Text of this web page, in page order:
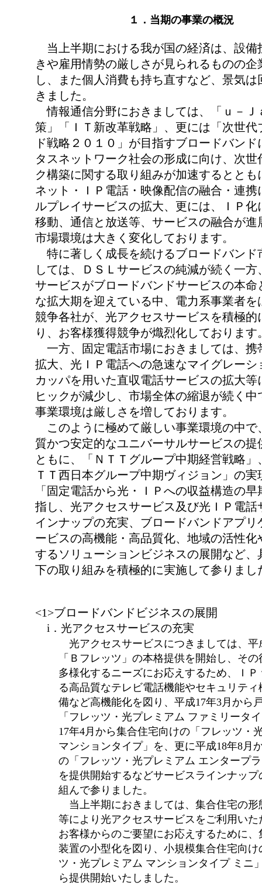
１．当期の事業の概況
当上半期における我が国の経済は、設備
きや雇用情勢の厳しさが見られるものの企
し、また個人消費も持ち直すなど、景気は
きました。
情報通信分野におきましては、「ｕ－Ｊ
策」「ＩＴ新改革戦略」、更には「次世代
ド戦略２０１０」が目指すブロードバン
タスネットワーク社会の形成に向け、次世
ク構築に関する取り組みが加速するととも
ネット・ＩＰ電話・映像配信の融合・連携
ルプレイサービスの拡大、更には、ＩＰ化
移動、通信と放送等、サービスの融合が進
市場環境は大きく変化しております。
特に著しく成長を続けるブロードバンド
しては、ＤＳＬサービスの純減が続く一方
サービスがブロードバンドサービスの本命
な拡大期を迎えている中、電力系事業者を
競争各社が、光アクセスサービスを積極的
り、お客様獲得競争が熾烈化しております
一方、固定電話市場におきましては、携
拡大、光ＩＰ電話への急速なマイグレーシ
カッパを用いた直収電話サービスの拡大等
ヒックが減少し、市場全体の縮退が続く中
事業環境は厳しさを増しております。
このように極めて厳しい事業環境の中で
質かつ安定的なユニバーサルサービスの提
ともに、「ＮＴＴグループ中期経営戦略」
ＴＴ西日本グループ中期ヴィジョン」の実
「固定電話から光・ＩＰへの収益構造の
指し、光アクセスサービス及び光ＩＰ電話
インナップの充実、ブロードバンドアプリ
ービスの高機能・高品質化、地域の活性化
するソリューションビジネスの展開など、
下の取り組みを積極的に実施して参りまし
<1>ブロードバンドビジネスの展開
i．光アクセスサービスの充実
光アクセスサービスにつきましては、平
「Ｂフレッツ」の本格提供を開始し、そ
多様化するニーズにお応えするため、ＩＰ
る高品質なテレビ電話機能やセキュリテ
備など高機能化を図り、平成17年3月から
「フレッツ・光プレミアム ファミリータ
17年4月から集合住宅向けの「フレッツ・
マンションタイプ」を、更に平成18年8月
の「フレッツ・光プレミアム エンタープ
を提供開始するなどサービスラインナッ
組んで参りました。
当上半期におきましては、集合住宅の形
等により光アクセスサービスをご利用いた
お客様からのご要望にお応えするために、
装置の小型化を図り、小規模集合住宅向け
ツ・光プレミアム マンションタイプ ミニ
ら提供開始いたしました。